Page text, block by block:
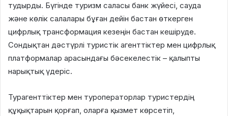
тудырды. Бүгінде туризм саласы банк жүйесі, сауда
және көлік салалары бұған дейін бастан өткерген
цифрлық трансформация кезеңін бастан кешіруде.
Сондықтан дәстүрлі туристік агенттіктер мен цифрлық
платформалар арасындағы бәсекелестік – қалыпты
нарықтық үдеріс.
Турагенттіктер мен туроператорлар туристердің
құқықтарын қорғап, оларға қызмет көрсетіп,